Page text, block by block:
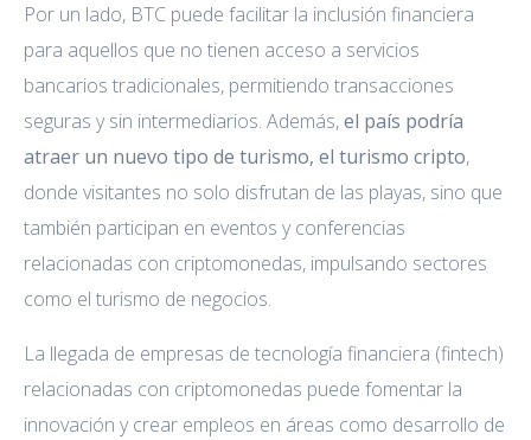
Por un lado, BTC puede facilitar la inclusión financiera
para aquellos que no tienen acceso a servicios
bancarios tradicionales, permitiendo transacciones
seguras y sin intermediarios. Además,el país podría
atraer un nuevo tipo de turismo, el turismo cripto,
donde visitantes no solo disfrutan de las playas, sino que
también participan en eventos y conferencias
relacionadas con criptomonedas, impulsando sectores
como el turismo de negocios.
La llegada de empresas de tecnología financiera (fintech)
relacionadas con criptomonedas puede fomentar la
innovación y crear empleos en áreas como desarrollo de